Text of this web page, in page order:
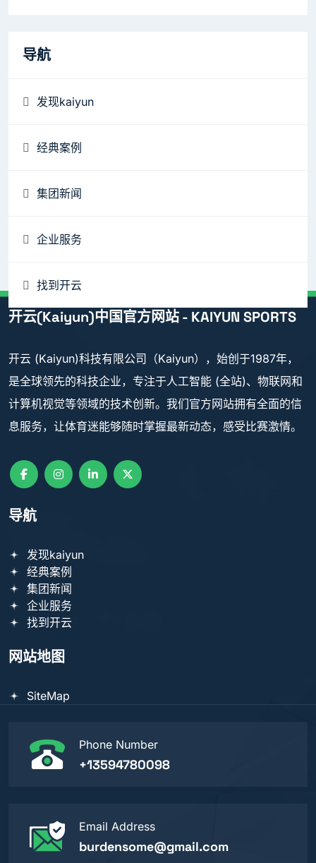
导航
发现kaiyun
经典案例
集团新闻
企业服务
找到开云
开云(Kaiyun)中国官方网站 - KAIYUN SPORTS
开云 (Kaiyun)科技有限公司（Kaiyun），始创于1987年，
是全球领先的科技企业，专注于人工智能 (全站)、物联网和
计算机视觉等领域的技术创新。我们官方网站拥有全面的信
息服务，让体育迷能够随时掌握最新动态，感受比赛激情。
导航
发现kaiyun
经典案例
集团新闻
企业服务
找到开云
网站地图
SiteMap
Phone Number
+13594780098
Email Address
burdensome@gmail.com